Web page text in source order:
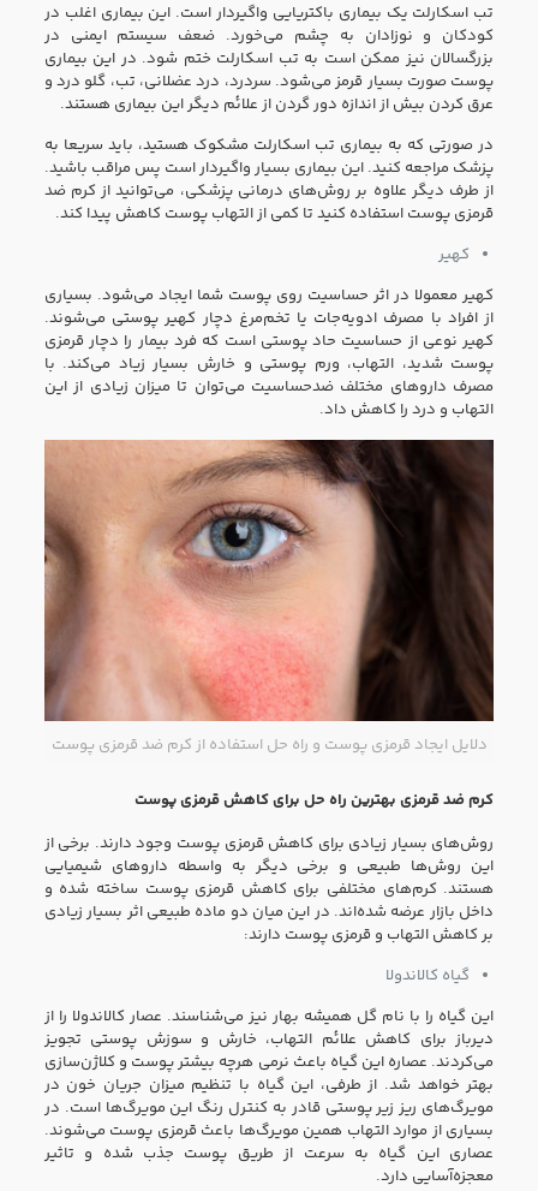
تب اسکارلت یک بیماری باکتریایی واگیر‌دار است. این بیماری اغلب در
کودکان و نوزادان به چشم می‌خورد. ضعف سیستم ایمنی در
بزرگسالان نیز ممکن است به تب اسکارلت ختم شود. در این بیماری
پوست صورت بسیار قرمز می‌شود. سردرد، درد عضلانی، تب، گلو درد و
عرق کردن بیش از اندازه دور گردن از علائم دیگر این بیماری هستند.
در صورتی که به بیماری تب اسکارلت مشکوک هستید، باید سریعا به
پزشک مراجعه کنید. این بیماری بسیار واگیر‌دار است پس مراقب باشید.
از طرف دیگر علاوه بر روش‌های درمانی پزشکی، می‌توانید از کرم ضد
قرمزی پوست استفاده کنید تا کمی از التهاب پوست کاهش پیدا کند.
کهیر
کهیر معمولا در اثر حساسیت روی پوست شما ایجاد می‌شود. بسیاری
از افراد با مصرف ادویه‌جات یا تخم‌مرغ دچار کهیر پوستی می‌شوند.
کهیر نوعی از حساسیت حاد پوستی است که فرد بیمار را دچار قرمزی
پوست شدید، التهاب، ورم پوستی و خارش بسیار زیاد می‌کند. با
مصرف دارو‌های مختلف ضد‌حساسیت می‌توان تا میزان زیادی از این
التهاب و درد را کاهش داد.
دلایل ایجاد قرمزی پوست و راه حل استفاده از کرم ضد قرمزی پوست
کرم ضد قرمزی بهترین راه حل برای کاهش قرمزی پوست
روش‌های بسیار زیادی برای کاهش قرمزی پوست وجود دارند. برخی از
این روش‌ها طبیعی و برخی دیگر به واسطه داروهای شیمیایی
هستند. کرم‌های مختلفی برای کاهش قرمزی پوست ساخته شده و
داخل بازار عرضه شده‌اند. در این میان دو ماده طبیعی اثر بسیار زیادی
بر کاهش التهاب و قرمزی پوست دارند:
گیاه کالاندولا
این گیاه را با نام گل همیشه بهار نیز می‌شناسند. عصار کالاندولا را از
دیرباز برای کاهش علائم التهاب، خارش و سوزش پوستی تجویز
می‌کردند. عصاره این گیاه باعث نرمی هرچه بیشتر پوست و کلاژن‌سازی
بهتر خواهد شد. از طرفی، این گیاه با تنظیم میزان جریان خون در
مویرگ‌های ریز زیر پوستی قادر به کنترل رنگ این مویرگ‌ها است. در
بسیاری از موارد التهاب همین مویرگ‌ها باعث قرمزی پوست می‌شوند.
عصاری این گیاه به سرعت از طریق پوست جذب شده و تاثیر
معجزه‌آسایی دارد.